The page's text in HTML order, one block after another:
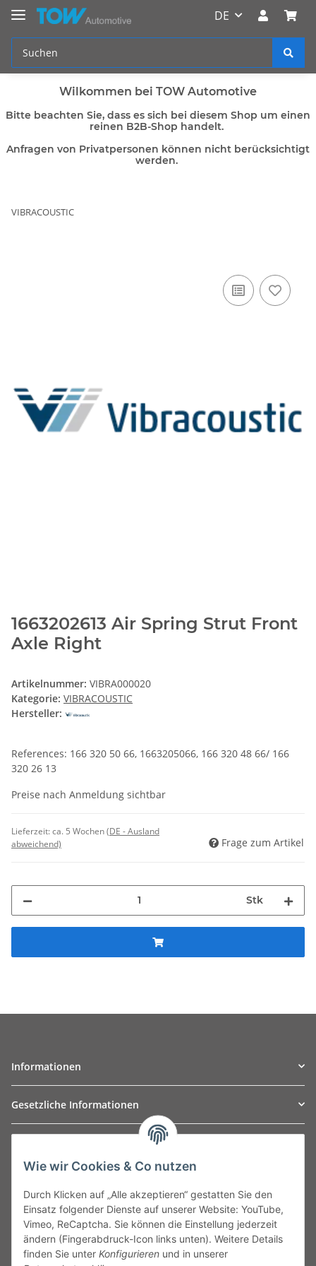
DE
Wilkommen bei TOW Automotive
Bitte beachten Sie, dass es sich bei diesem Shop um einen
reinen B2B-Shop handelt.
Anfragen von Privatpersonen können nicht berücksichtigt
werden.
VIBRACOUSTIC
1663202613 Air Spring Strut Front
Axle Right
Artikelnummer: VIBRA000020
Kategorie: VIBRACOUSTIC
Hersteller:
References: 166 320 50 66, 1663205066, 166 320 48 66/ 166
320 26 13
Preise nach Anmeldung sichtbar
Lieferzeit:ca. 5 Wochen(DE - Ausland
abweichend)
Frage zum Artikel
Stk
Informationen
Gesetzliche Informationen
Leibnizstraße 2a
Germany
Phone:+49 40 5287270
Fax:+49 40 5281050
Email:sales@tow-automotive.de
Wie wir Cookies & Co nutzen
Durch Klicken auf „Alle akzeptieren“ gestatten Sie den
Einsatz folgender Dienste auf unserer Website: YouTube,
Vimeo, ReCaptcha. Sie können die Einstellung jederzeit
ändern (Fingerabdruck-Icon links unten). Weitere Details
finden Sie unter Konfigurieren und in unserer